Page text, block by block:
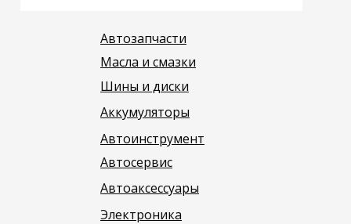
Электроника
Автоаксессуары
Автосервис
Автоинструмент
Аккумуляторы
Шины и диски
Масла и смазки
Автозапчасти